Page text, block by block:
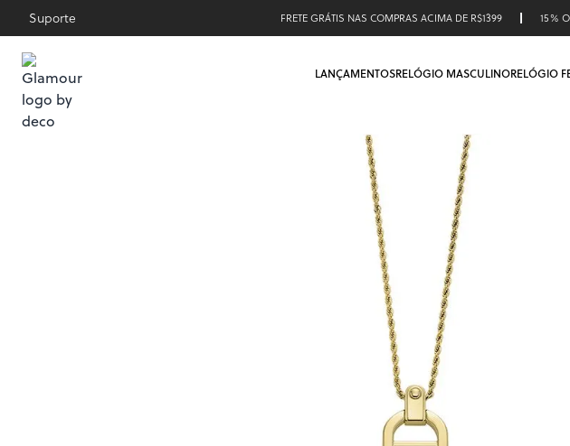
Suporte FRETE GRÁTIS NAS COMPRAS ACIMA DE R$1399 15%
LANÇAMENTOSRELÓGIO MASCULINORELÓGIO